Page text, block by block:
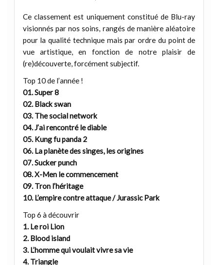
Ce classement est uniquement constitué de Blu-ray
visionnés par nos soins, rangés de manière aléatoire
pour la qualité technique mais par ordre du point de
vue artistique, en fonction de notre plaisir de
(re)découverte, forcément subjectif.
Top 10 de l’année !
01. Super 8
02. Black swan
03. The social network
04. J’ai rencontré le diable
05. Kung fu panda 2
06. La planète des singes, les origines
07. Sucker punch
08. X-Men le commencement
09. Tron l’héritage
10. L’empire contre attaque / Jurassic Park
Top 6 à découvrir
1. Le roi Lion
2. Blood island
3. L’homme qui voulait vivre sa vie
4. Triangle